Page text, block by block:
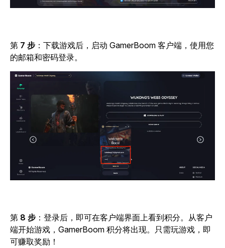
第 7 步 ：下载游戏后，启动 GamerBoom 客户端，使用您
的邮箱和密码登录。
第 8 步 ：登录后，即可在客户端界面上看到积分。从客户
端开始游戏，GamerBoom 积分将出现。只需玩游戏，即
可赚取奖励！